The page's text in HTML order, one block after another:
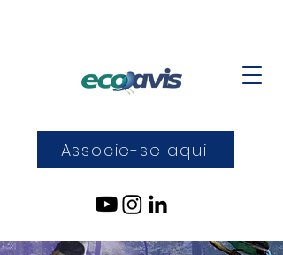
Associe-se aqui